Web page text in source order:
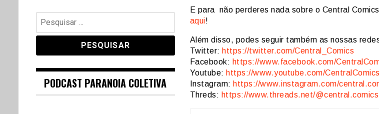
E para não perderes nada sobre o Central
aqui!
Além disso, podes seguir também as nossas
Twitter: https://twitter.com/Central_Comics
Facebook: https://www.facebook.com/
Youtube: https://www.youtube.com/
Instagram: https://www.instagram.com/
Threds: https://www.threads.net/@central.comics
Pesquisar
por:
PODCAST PARANOIA COLETIVA